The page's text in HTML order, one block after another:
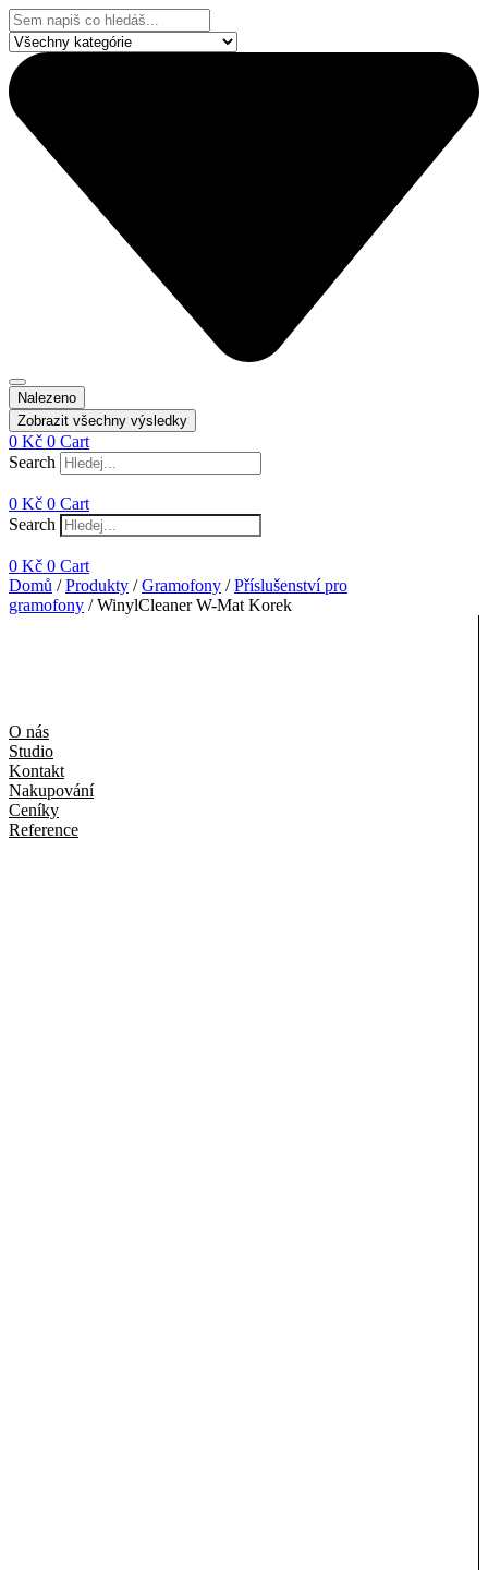
Přejít
k
obsahu
Search
...
Nalezeno
Zobrazit všechny výsledky
0 Kč 0 Cart
Search
0 Kč 0 Cart
Search
0 Kč 0 Cart
Domů /Produkty /Gramofony /Příslušenství pro
gramofony / WinylCleaner W-Mat Korek
O nás
Studio
Kontakt
Nakupování
Ceníky
Reference